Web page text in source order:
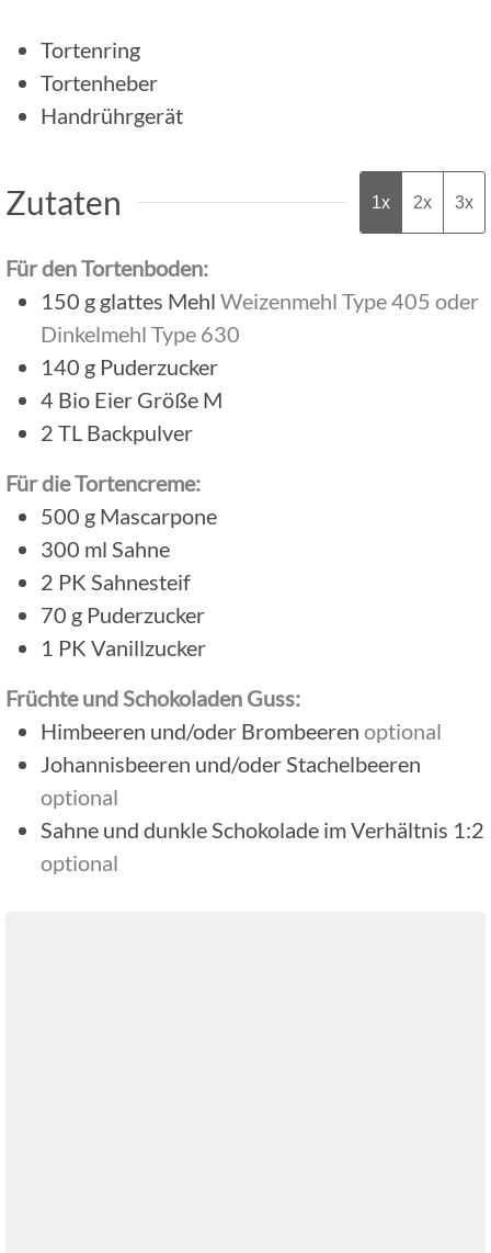
Tortenring
Tortenheber
Handrührgerät
Zutaten 1x 2x 3x
Für den Tortenboden:
150 g glattes Mehl Weizenmehl Type 405 oder
Dinkelmehl Type 630
140 g Puderzucker
4 Bio Eier Größe M
2 TL Backpulver
Für die Tortencreme:
500 g Mascarpone
300 ml Sahne
2 PK Sahnesteif
70 g Puderzucker
1 PK Vanillzucker
Früchte und Schokoladen Guss:
Himbeeren und/oder Brombeeren optional
Johannisbeeren und/oder Stachelbeeren
optional
Sahne und dunkle Schokolade im Verhältnis 1:2
optional